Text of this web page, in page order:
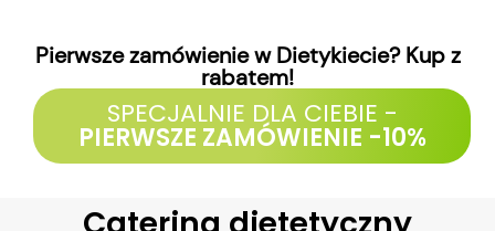
Pierwsze zamówienie w Dietykiecie? Kup z
rabatem!
SPECJALNIE DLA CIEBIE -
PIERWSZE ZAMÓWIENIE -10%